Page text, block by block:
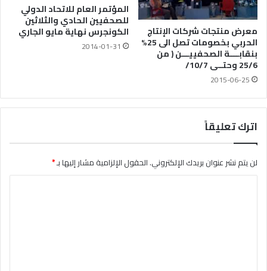
معرض منتجات شركات الإنتاج
الحربي بخصومات تصل الى 25%
بنقابــــة الصحفييـــن ( من
25/6 وحتــى 10/7/
2015-06-25
المؤتمر العام للاتحاد الدولي
للصحفيين الحادي والثلاثين
الكونجرس نهاية مايو الجاري
2014-01-31
اترك تعليقاً
لن يتم نشر عنوان بريدك الإلكتروني.الحقول الإلزامية مشار إليها بـ*